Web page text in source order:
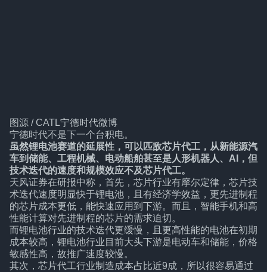
图源 / CATL宁德时代微博
宁德时代不是下一个台积电。
虽然锂电池赛道的延展性，可以匹敌芯片代工，从新能源汽
车到储能、工程机械、电动船舶甚至是人形机器人、AI，但
技术迭代的速度和规模效应不及芯片代工。
天风证券在研报中称，首先，芯片行业有摩尔定律，芯片技
术迭代速度明显快于锂电池，且有经济学效益，更先进制程
的芯片成本更低，能快速应用到下游。而且，智能手机和高
性能计算对先进制程的芯片的需求迫切。
而锂电池行业的技术迭代更缓慢，且更高性能的电池在初期
成本较高，锂电池行业目前大头下游是电动车和储能，价格
敏感性高，故推广速度较慢。
其次，芯片代工行业制造成本占比近9成，所以很容易通过